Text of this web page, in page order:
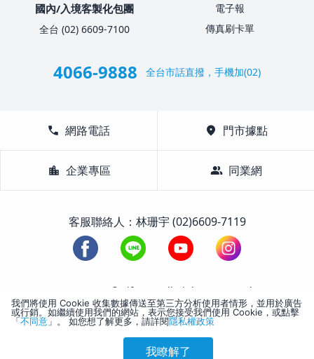
國內/入境客製化包團
全台 (02) 6609-7100
電子報
傳真刷卡單
4066-9888 全台市話直撥，手機加(02)
call 網路電話 location_on 門市據點
location_city 企業專區 group 同業網
客服聯絡人：林珊宇 (02)6609-7119
1988-2026 © Lifetour All Rights Reserved.
我們將使用 Cookie 收集數據傳送至第三方分析使用者情形，並用於廣告
或行銷。如繼續使用我們的網站，表示您接受我們使用 Cookie，或點擊
「不同意 」。 如您想了解更多，請詳閱隱私權政策
我瞭解了